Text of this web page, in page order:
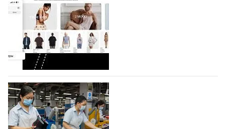
Компания BALLINA Guangzhou Lihuang Footwear
Co., Ltd., основанная в 2011 году и расположенная в
Гуанчжоу, столице моды Китая, является
профессиональной обувной компанией,
объединяющей разработку, производство и…
07.08.2026 338
На платформе Lamoda - новый раздел и
условия продвижения локальных
дизайнерских марок